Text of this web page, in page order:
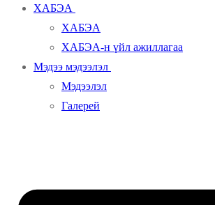
ХАБЭА
ХАБЭА
ХАБЭА-н үйл ажиллагаа
Мэдээ мэдээлэл
Мэдээлэл
Галерей